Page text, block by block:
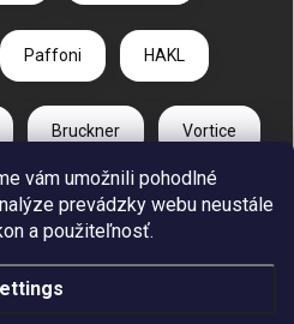
vám umožnili pohodlné
prevádzky webu neustále
a použiteľnosť.
Paffoni HAKL
Bruckner Vortice
Radaway
PLAST